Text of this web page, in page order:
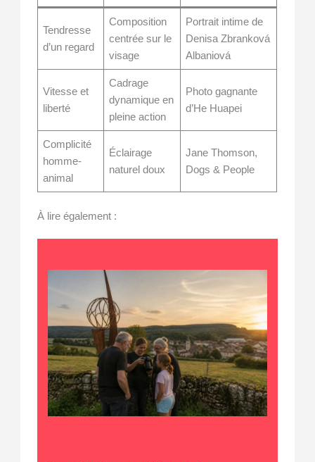
Tendresse
d’un regard
Composition
centrée sur le
visage
Portrait intime de
Denisa Zbranková
Albaniová
Vitesse et
liberté
Cadrage
dynamique en
pleine action
Photo gagnante
d’He Huapei
Complicité
homme-
animal
Éclairage
naturel doux
Jane Thomson,
Dogs & People
À lire également :